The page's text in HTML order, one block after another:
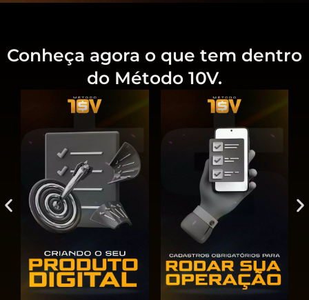
Conheça agora o que tem dentro
do Método 10V.